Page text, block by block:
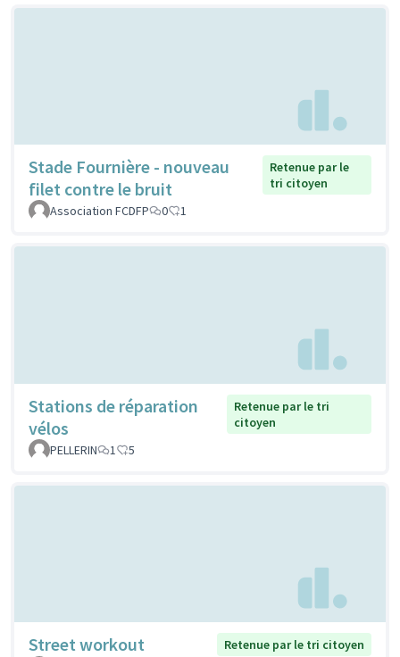
Stade Fournière - nouveau
filet contre le bruit
Retenue par le
tri citoyen
Association FCDFP
0 1
Stations de réparation
vélos
Retenue par le tri
citoyen
PELLERIN
1 5
Street workout
Retenue par le tri citoyen